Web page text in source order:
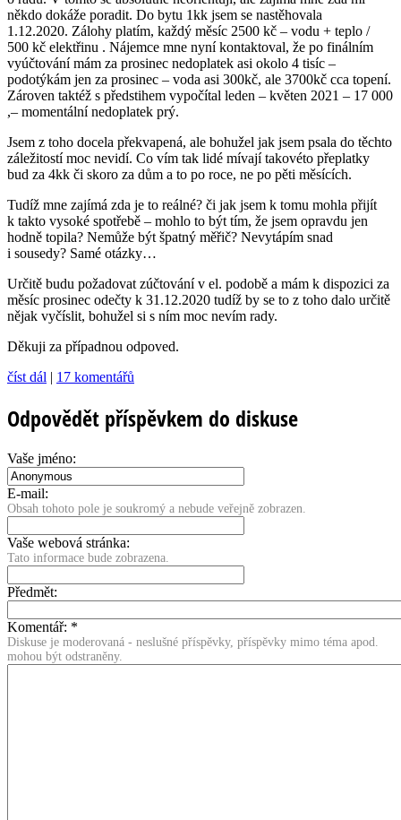
někdo dokáže poradit. Do bytu 1kk jsem se nastěhovala
1.12.2020. Zálohy platím, každý měsíc 2500 kč – vodu + teplo /
500 kč elektřinu . Nájemce mne nyní kontaktoval, že po finálním
vyúčtování mám za prosinec nedoplatek asi okolo 4 tisíc –
podotýkám jen za prosinec – voda asi 300kč, ale 3700kč cca topení.
Zároven taktéž s předstihem vypočítal leden – květen 2021 – 17 000
,– momentální nedoplatek prý.
Jsem z toho docela překvapená, ale bohužel jak jsem psala do těchto
záležitostí moc nevidí. Co vím tak lidé mívají takovéto přeplatky
bud za 4kk či skoro za dům a to po roce, ne po pěti měsících.
Tudíž mne zajímá zda je to reálné? či jak jsem k tomu mohla přijít
k takto vysoké spotřebě – mohlo to být tím, že jsem opravdu jen
hodně topila? Nemůže být špatný měřič? Nevytápím snad
i sousedy? Samé otázky…
Určitě budu požadovat zúčtování v el. podobě a mám k dispozici za
měsíc prosinec odečty k 31.12.2020 tudíž by se to z toho dalo určitě
nějak vyčíslit, bohužel si s ním moc nevím rady.
Děkuji za případnou odpoved.
číst dál | 17 komentářů
Odpovědět příspěvkem do diskuse
Vaše jméno:
E-mail:
Obsah tohoto pole je soukromý a nebude veřejně zobrazen.
Vaše webová stránka:
Tato informace bude zobrazena.
Předmět:
Komentář: *
Diskuse je moderovaná - neslušné příspěvky, příspěvky mimo téma apod.
mohou být odstraněny.